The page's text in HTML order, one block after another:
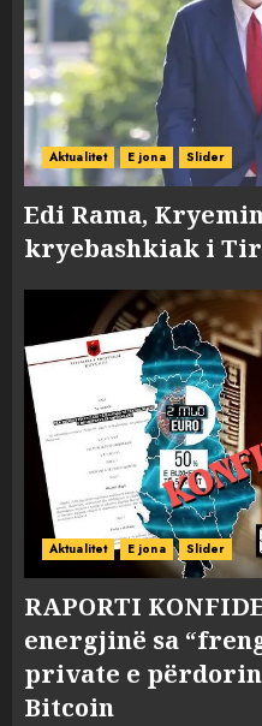
Aktualitet E jona Slider
Edi Rama,
kryebashkiak i
Aktualitet E jona Slider
RAPORTI
energjinë sa
private e
Bitcoin